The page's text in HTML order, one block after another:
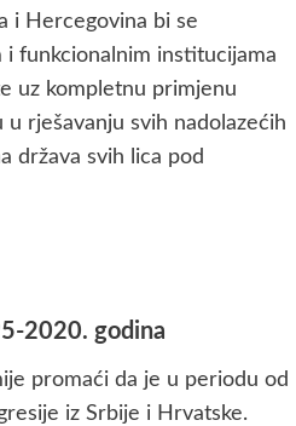
i Hercegovina bi se
i funkcionalnim institucijama
uz kompletnu primjenu
rješavanju svih nadolazećih
država svih lica pod
2020. godina
promaći da je u periodu od
iz Srbije i Hrvatske.